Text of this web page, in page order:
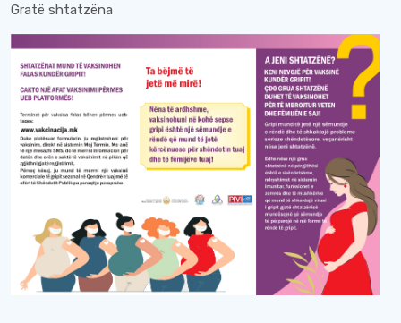
Gratë shtatzëna